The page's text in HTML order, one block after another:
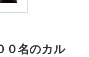
０名のカル